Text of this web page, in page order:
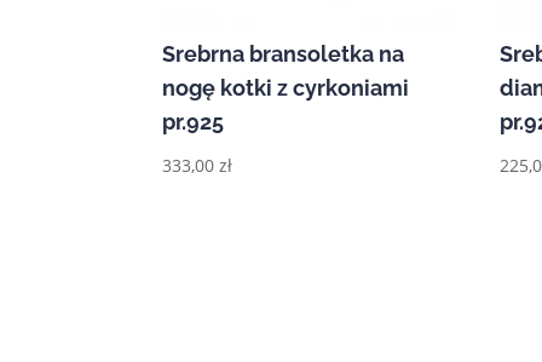
Srebrna bransoletka na
nogę kotki z cyrkoniami
pr.925
333,00zł